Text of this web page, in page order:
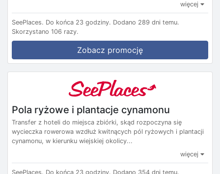
więcej
SeePlaces. Do końca 23 godziny. Dodano 289 dni temu.
Skorzystano 106 razy.
Zobacz promocję
Pola ryżowe i plantacje cynamonu
Transfer z hoteli do miejsca zbiórki, skąd rozpoczyna się
wycieczka rowerowa wzdłuż kwitnących pól ryżowych i plantacji
cynamonu, w kierunku wiejskiej okolicy...
więcej
SeePlaces. Do końca 23 godziny. Dodano 354 dni temu.